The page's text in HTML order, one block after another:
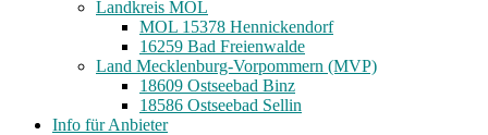
Landkreis MOL
MOL 15378 Hennickendorf
16259 Bad Freienwalde
Land Mecklenburg-Vorpommern (MVP)
18609 Ostseebad Binz
18586 Ostseebad Sellin
Info für Anbieter